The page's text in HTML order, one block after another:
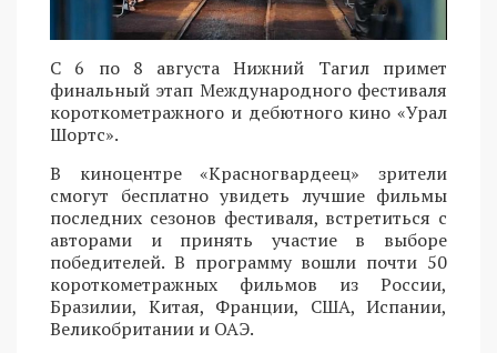
С 6 по 8 августа Нижний Тагил примет
финальный этап Международного фестиваля
короткометражного и дебютного кино «Урал
Шортс».
В киноцентре «Красногвардеец» зрители
смогут бесплатно увидеть лучшие фильмы
последних сезонов фестиваля, встретиться с
авторами и принять участие в выборе
победителей. В программу вошли почти 50
короткометражных фильмов из России,
Бразилии, Китая, Франции, США, Испании,
Великобритании и ОАЭ.